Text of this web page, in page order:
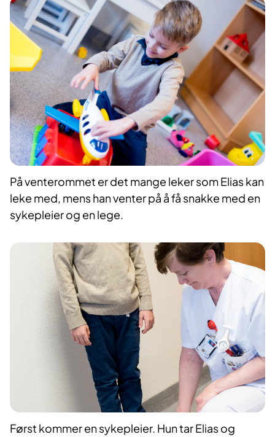
På venterommet er det mange leker som Elias kan
leke med, mens han venter på å få snakke med en
sykepleier og en lege.
Først kommer en sykepleier. Hun tar Elias og